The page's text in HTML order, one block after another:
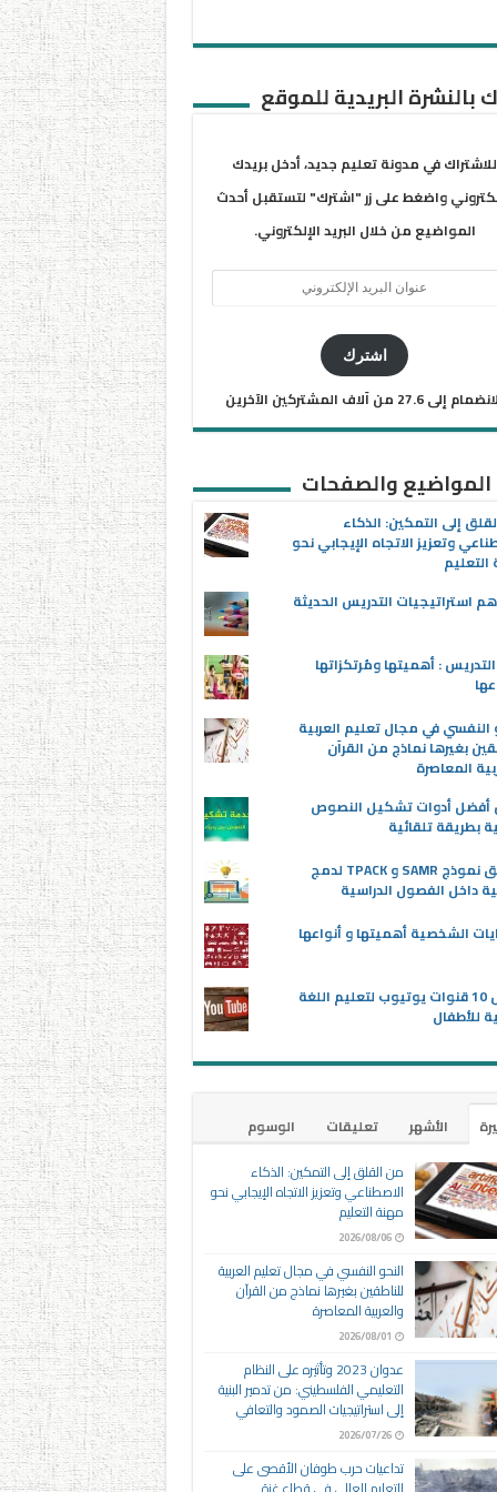
بالنشرة البريدية للموقع
للاشتراك في مدونة تعليم جديد، أدخل بريدك
واضغط على زر "اشترك" لتستقبل أحدث
المواضيع من خلال البريد الإلكتروني.
اشترك
إلى 27.6 من آلاف المشتركين الآخرين
المواضيع والصفحات
إلى التمكين: الذكاء
وتعزيز الاتجاه الإيجابي نحو
استراتيجيات التدريس الحديثة
: أهميتها ومُرتكزاتها
النفسي في مجال تعليم العربية
بغيرها نماذج من القرآن
المعاصرة
أفضل أدوات تشكيل النصوص
بطريقة تلقائية
تطبيق نموذج SAMR و TPACK لدمج
داخل الفصول الدراسية
الشخصية أهميتها و أنواعها
أفضل 10 قنوات يوتيوب لتعليم اللغة
للأطفال
الأشهر تعليقات
الوسوم
من القلق إلى التمكين: الذكاء
الاصطناعي وتعزيز الاتجاه الإيجابي نحو
مهنة التعليم
2026/08/06
النحو النفسي في مجال تعليم العربية
للناطقين بغيرها نماذج من القرآن
والعربية المعاصرة
2026/08/01
عدوان 2023 وتأثيره على النظام
التعليمي الفلسطيني: من تدمير البنية
إلى استراتيجيات الصمود والتعافي
2026/07/26
تداعيات حرب طوفان الأقصى على